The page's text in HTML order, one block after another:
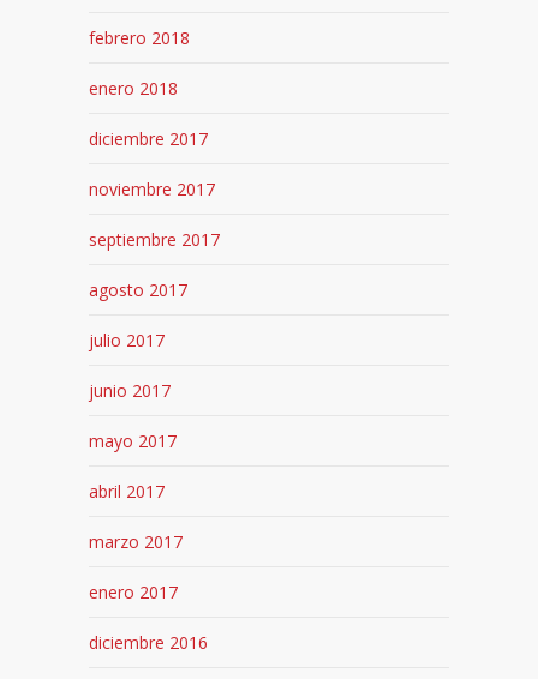
febrero 2018
enero 2018
diciembre 2017
noviembre 2017
septiembre 2017
agosto 2017
julio 2017
junio 2017
mayo 2017
abril 2017
marzo 2017
enero 2017
diciembre 2016